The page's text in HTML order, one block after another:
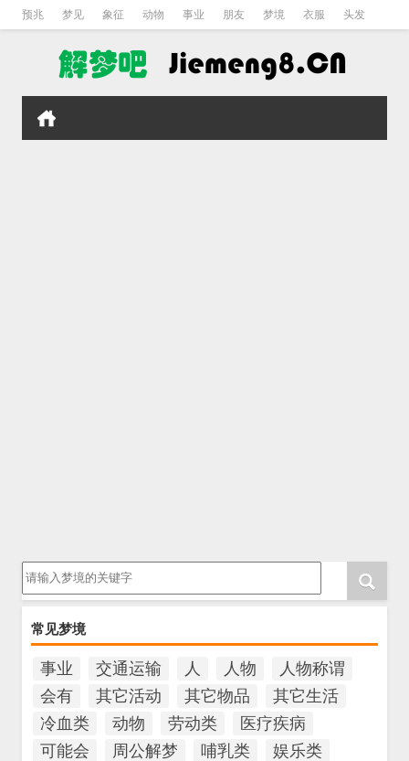
预兆 梦见 象征 动物 事业 朋友 梦境 衣服 头发
常见梦境
事业 交通运输 人 人物
人物称谓
会有
其它活动 其它物品
其它生活
冷血类
动物 劳动类
医疗疾病
可能会
周公解梦 哺乳类
娱乐类